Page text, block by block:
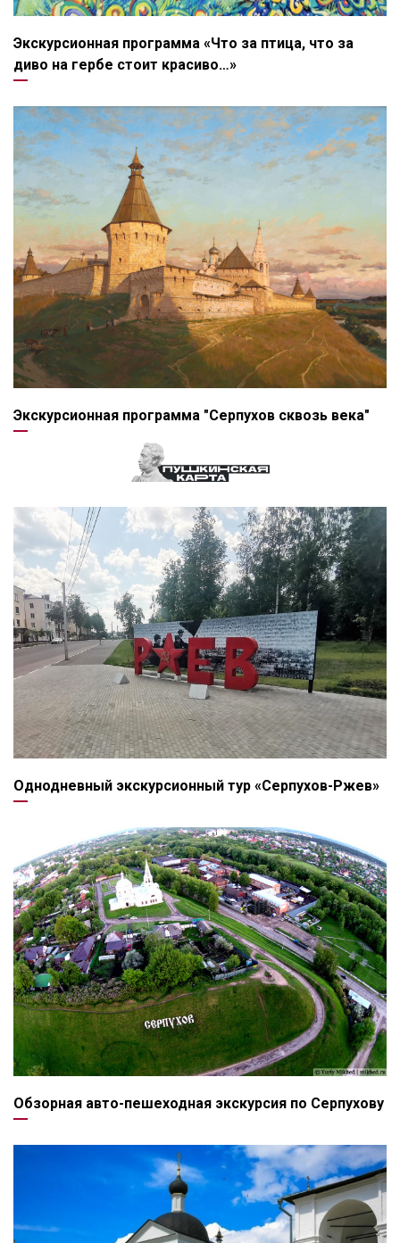
Экскурсионная программа «Что за птица, что за
диво на гербе стоит красиво…»
Экскурсионная программа "Серпухов сквозь века"
Однодневный экскурсионный тур «Серпухов-Ржев»
Обзорная авто-пешеходная экскурсия по Серпухову